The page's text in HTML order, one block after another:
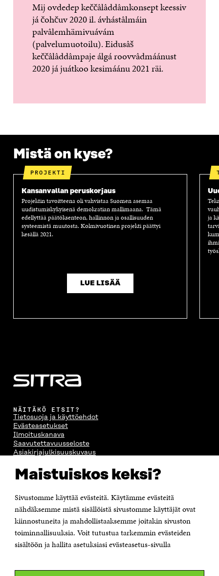
Maistuiskos keksi?
Sivustomme käyttää evästeitä. Käytämme evästeitä
nähdäksemme mistä sisällöistä sivustomme käyttäjät ovat
kiinnostuneita ja mahdollistaaksemme joitakin sivuston
toiminnallisuuksia. Voit tutustua tarkemmin evästeiden
sisältöön ja hallita asetuksiasi evästeasetus-sivulla
Mij ovdedep keččâlâddâmkonsept keessiv
já čohčuv 2020 il. ávhástâlmáin
palvâlemhämivuávám
(palvelumuotoilu). Eidusâš
keččâlâddâmpaje álgá roovvâdmáánust
2020 já juátkoo kesimáánu 2021 räi.
Mistä on kyse?
PROJEKTI
Kansanvallan peruskorjaus
Projektin tavoitteena oli vahvistaa Suomen asemaa
uudistumiskykyisenä demokratian mallimaana. Tämä
edellyttää päätöksenteon, hallinnon ja osallisuuden
systeemistä muutosta. Kolmivuotinen projekti päättyi
kesällä 2021.
LUE LISÄÄ
ja
NÄITÄKÖ ETSIT?
Tietosuoja ja käyttöehdot
Evästeasetukset
Ilmoituskanava
Saavutettavuusseloste
Asiakirjajulkisuuskuvaus
Suomen itsenäisyyden juhlarahasto Sitra
Itämerenkatu 11-13, PL 160,
00181 Helsinki
Puhelin +358 294 618 991
etunimi.sukunimi@sitra.fi tai sitra@sitra.fi